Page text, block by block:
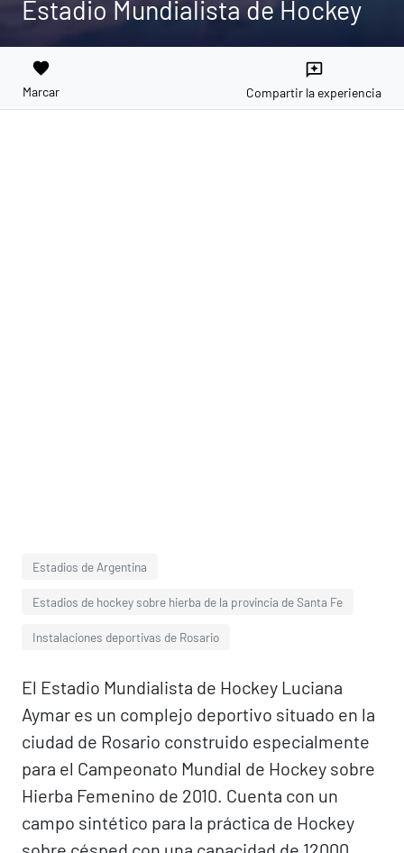
Estadio Mundialista de Hockey
favorite
Marcar
reviews
Compartir la experiencia
Estadios de Argentina
Estadios de hockey sobre hierba de la provincia de Santa Fe
Instalaciones deportivas de Rosario
El Estadio Mundialista de Hockey Luciana
Aymar es un complejo deportivo situado en la
ciudad de Rosario construido especialmente
para el Campeonato Mundial de Hockey sobre
Hierba Femenino de 2010. Cuenta con un
campo sintético para la práctica de Hockey